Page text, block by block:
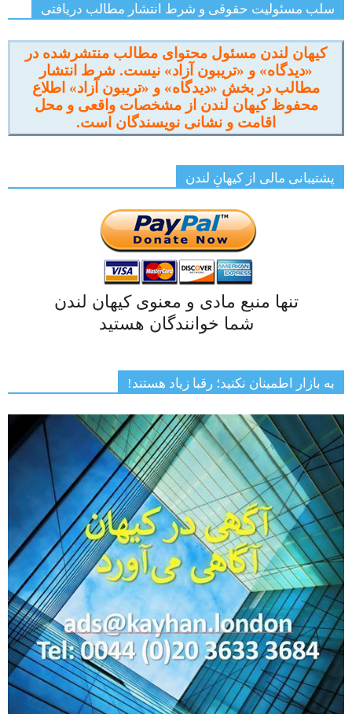
سلب مسئولیت حقوقی و شرط انتشار مطالب دریافتی
کیهان لندن مسئول محتوای مطالب منتشرشده در
«دیدگاه» و «تریبون آزاد» نیست. شرط انتشار
مطالب در بخش «دیدگاه» و «تریبون آزاد» اطلاع
محفوظ کیهان لندن از مشخصات واقعی و محل
اقامت و نشانی نویسندگان است.
پشتیبانی مالی از کیهانِ لندن
تنها منبع مادی و معنوی کیهان لندن
شما خوانندگان هستید
به بازار اطمینان نکنید؛ رقبا زیاد هستند!